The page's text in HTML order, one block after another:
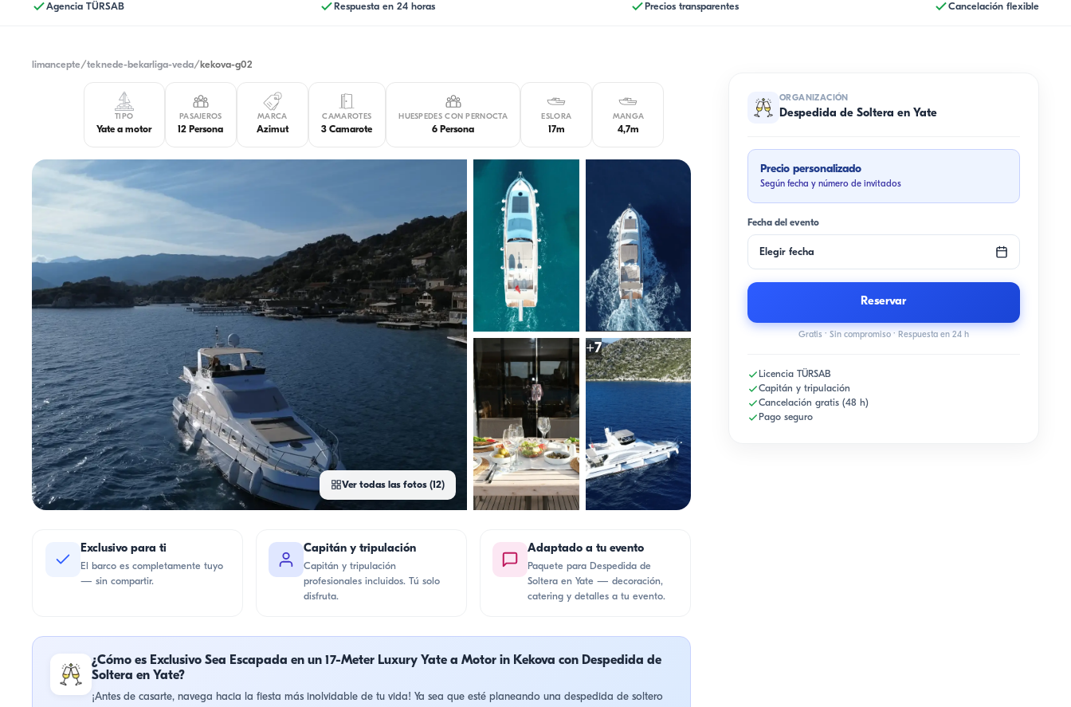
Agencia TÜRSAB Respuesta en 24 horas Precios transparentes Cancelación flexible
limancepte/teknede-bekarliga-veda/ kekova-g02
TIPO
Yate a motor
PASAJEROS
12 Persona
MARCA
Azimut
CAMAROTES
3 Camarote
HUESPEDES CON PERNOCTA
6 Persona
ESLORA
17m
MANGA
4,7m
Ver todas las fotos (12)
+7
Exclusivo para ti
El barco es completamente tuyo
— sin compartir.
Capitán y tripulación
Capitán y tripulación
profesionales incluidos. Tú solo
disfruta.
Adaptado a tu evento
Paquete para Despedida de
Soltera en Yate — decoración,
catering y detalles a tu evento.
¿Cómo es Exclusivo Sea Escapada en un 17-Meter Luxury Yate a Motor in Kekova con Despedida de
Soltera en Yate?
¡Antes de casarte, navega hacia la fiesta más inolvidable de tu vida! Ya sea que esté planeando una despedida de soltero
ORGANIZACIÓN
Despedida de Soltera en Yate
Precio personalizado
Según fecha y número de invitados
Fecha del evento
Elegir fecha
Reservar
Gratis · Sin compromiso · Respuesta en 24 h
Licencia TÜRSAB
Capitán y tripulación
Cancelación gratis (48 h)
Pago seguro